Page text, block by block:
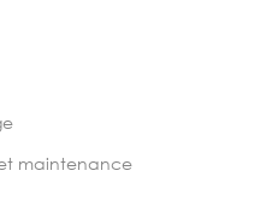
maintenance